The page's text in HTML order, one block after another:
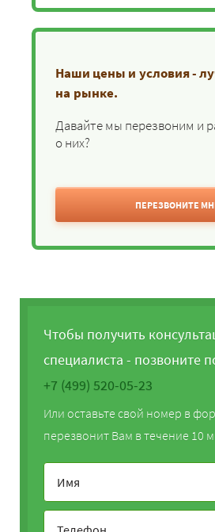
Наши цены и условия -
на рынке.
Давайте мы перезвоним и
о них?
ПЕРЕЗВОНИТЕ
Чтобы получить
специалиста - позвоните
+7 (499) 520-05-23
Или оставьте свой номер в
перезвонит Вам в течение 10